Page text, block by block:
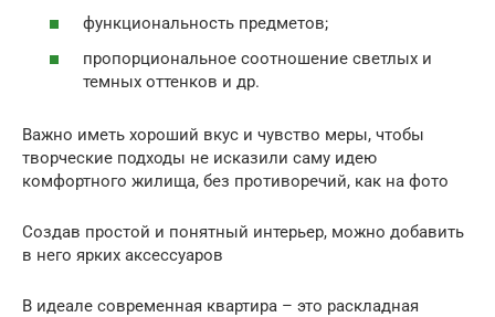
функциональность предметов;
пропорциональное соотношение светлых и
темных оттенков и др.
Важно иметь хороший вкус и чувство меры, чтобы
творческие подходы не исказили саму идею
комфортного жилища, без противоречий, как на фото
Создав простой и понятный интерьер, можно добавить
в него ярких аксессуаров
В идеале современная квартира – это раскладная